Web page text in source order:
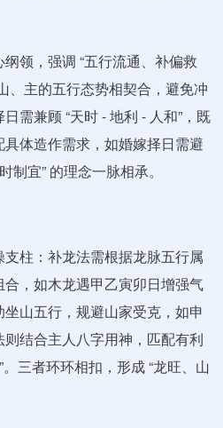
领，强调 “五行流通、补偏救
、主的五行态势相契合，避免冲
需兼顾 “天时 - 地利 - 人和”，既
体造作需求，如婚嫁择日需避
制宜” 的理念一脉相承。
柱：补龙法需根据龙脉五行属
，如木龙遇甲乙寅卯日增强气
山五行，规避山家受克，如申
结合主人八字用神，匹配有利
三者环环相扣，形成 “龙旺、山